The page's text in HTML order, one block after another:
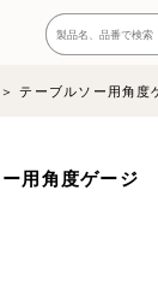
テーブルソー用角度
用角度ゲージ